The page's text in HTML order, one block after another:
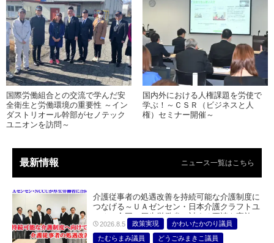
国際労働組合との交流で学んだ安
全衛生と労働環境の重要性 ～イン
ダストリオール幹部がセノテック
ユニオンを訪問～
国内外における人権課題を労使で
学ぶ！～ＣＳＲ（ビジネスと人
権）セミナー開催～
最新情報 ニュース一覧はこちら
介護従事者の処遇改善を持続可能な介護制度に
つなげる～ＵＡゼンセン・日本介護クラフトユ
ニオン合同で厚生労働省に対する要請を実施～
2026.8.5 政策実現
かわいたかのり議員
たむらまみ議員
どうごみまきこ議員